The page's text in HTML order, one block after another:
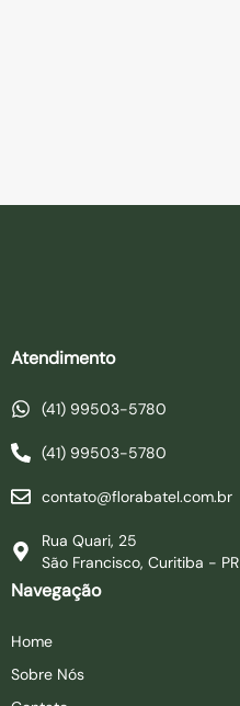
Atendimento
(41) 99503-5780
(41) 99503-5780
contato@florabatel.com.br
Rua Quari, 25
São Francisco, Curitiba - PR
Navegação
Home
Sobre Nós